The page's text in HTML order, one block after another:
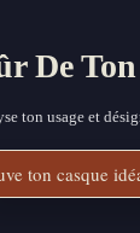
De
ton usage et
ton casque